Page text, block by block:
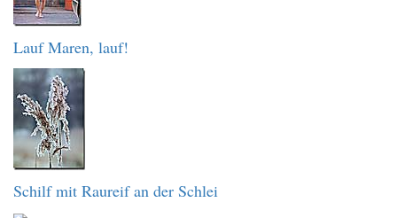
Lauf Maren, lauf!
Schilf mit Raureif an der Schlei